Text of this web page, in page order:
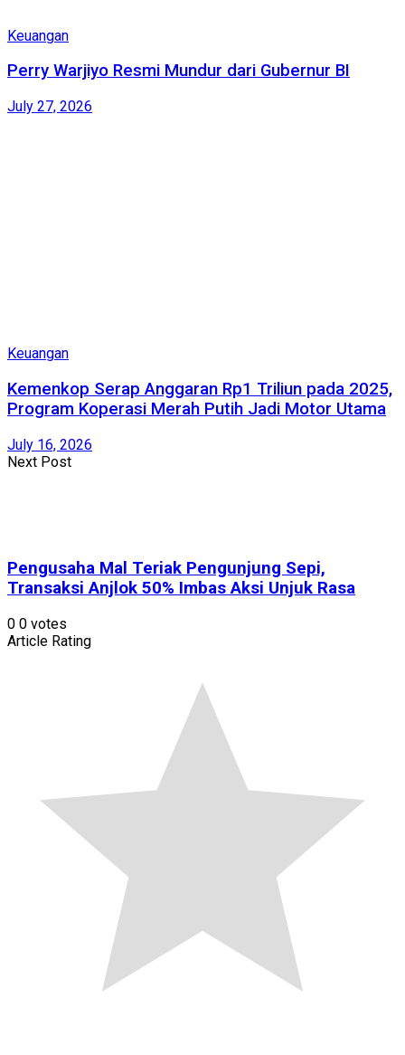
Keuangan
Perry Warjiyo Resmi Mundur dari Gubernur BI
July 27, 2026
Keuangan
Kemenkop Serap Anggaran Rp1 Triliun pada 2025,
Program Koperasi Merah Putih Jadi Motor Utama
July 16, 2026
Next Post
Pengusaha Mal Teriak Pengunjung Sepi,
Transaksi Anjlok 50% Imbas Aksi Unjuk Rasa
0 0 votes
Article Rating